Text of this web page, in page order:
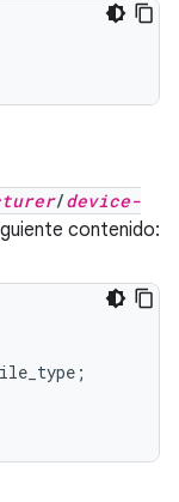
/device-
contenido: